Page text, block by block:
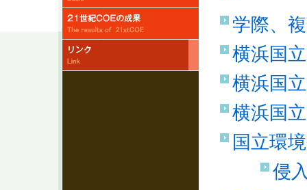
学際、
横浜国
横浜国
横浜国
国立環
侵